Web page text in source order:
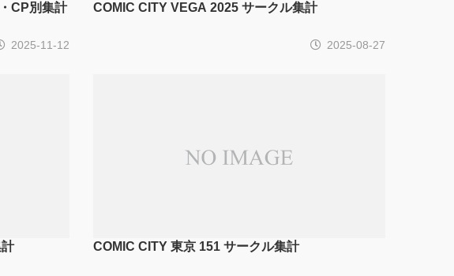
CP別集計
2025-11-12
COMIC CITY VEGA 2025 サークル集計
2025-08-27
COMIC CITY 東京 151 サークル集計